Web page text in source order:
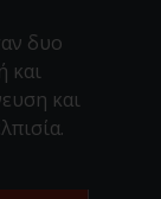
δυο
και
και